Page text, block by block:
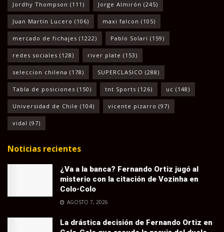
Jordhy Thompson (111) Jorge Almirón (245)
Juan Martín Lucero (106) maxi falcon (105)
mercado de fichajes (1222) Pablo Solari (159)
redes sociales (128) river plate (153)
seleccion chilena (178) SUPERCLASICO (288)
Tabla de posiciones (150) tnt Sports (126) uc (148)
Universidad de Chile (104) vicente pizarro (97)
vidal (97)
Noticias recientes
¿Va a la banca? Fernando Ortiz jugó al
misterio con la citación de Vozinha en
Colo-Colo
AGOSTO 7, 2026
La drástica decisión de Fernando Ortiz en